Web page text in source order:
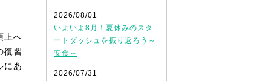
上へ
復習
にあ
2026/08/01
いよいよ8月！夏休みのスタ
ートダッシュを振り返ろう～
安食～
2026/07/31